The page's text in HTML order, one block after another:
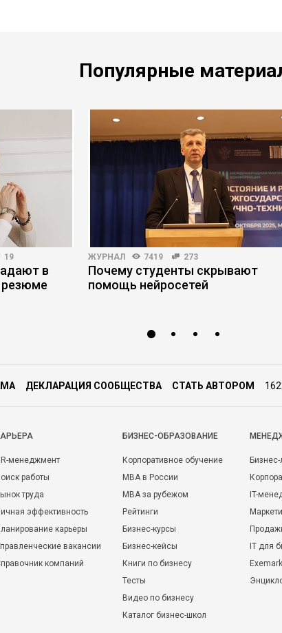
Популярные
19
в
ЖУРНАЛ 7419 273
Почему студенты скрывают
помощь нейросетей
ДЕКЛАРАЦИЯ СООБЩЕСТВА СТАТЬ АВТОРОМ
менеджмент
работы
труда
эффективность
карьеры
вакансии
компаний
БИЗНЕС-ОБРАЗОВАНИЕ
Корпоративное обучение
MBA в России
MBA за рубежом
Рейтинги
Бизнес-курсы
Бизнес-кейсы
Книги по бизнесу
Тесты
Видео по бизнесу
Каталог бизнес-школ
IT-
IT для